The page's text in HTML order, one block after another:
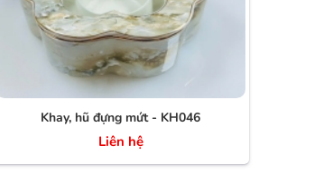
Khay, hũ đựng mứt - KH046
Liên hệ